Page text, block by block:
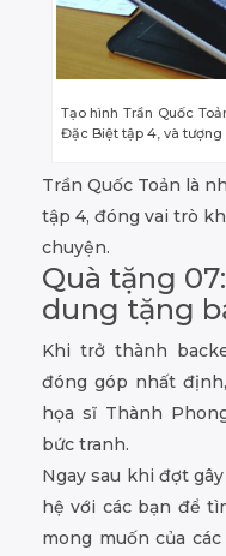
Tạo hình Trần Quốc
Đặc Biệt tập 4, và tượng
Trần Quốc Toản là
tập 4, đóng vai trò
chuyện.
Quà tặng
dung tặng
Khi trở thành
đóng góp nhất
họa sĩ Thành
bức tranh.
Ngay sau khi đợt
hệ với các bạn để
mong muốn của